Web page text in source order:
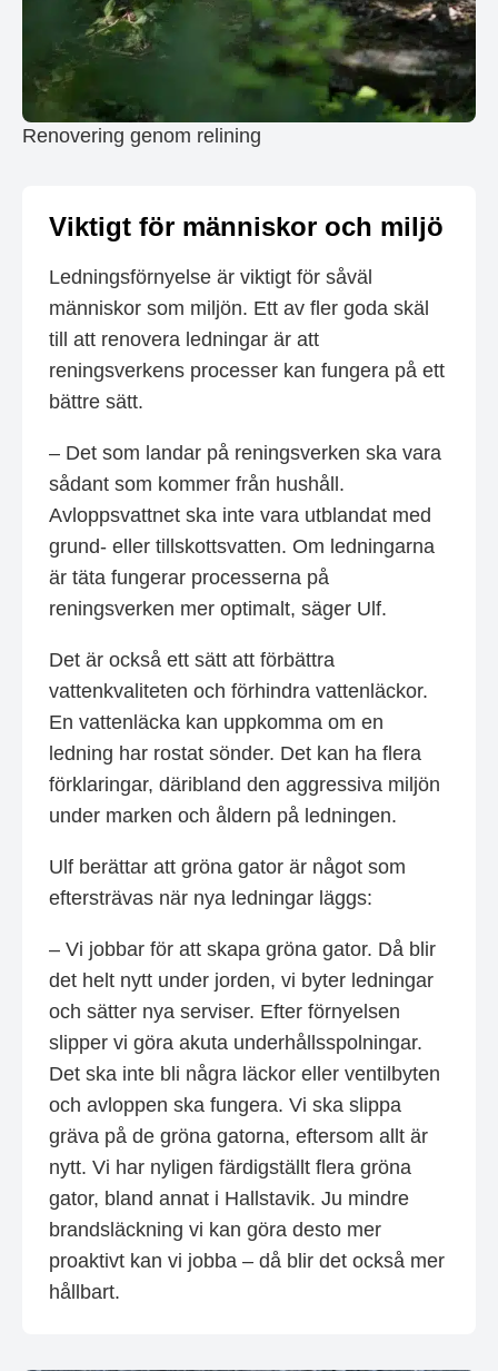
Renovering genom relining
Viktigt för människor och miljö
Ledningsförnyelse är viktigt för såväl
människor som miljön. Ett av fler goda skäl
till att renovera ledningar är att
reningsverkens processer kan fungera på ett
bättre sätt.
– Det som landar på reningsverken ska vara
sådant som kommer från hushåll.
Avloppsvattnet ska inte vara utblandat med
grund- eller tillskottsvatten. Om ledningarna
är täta fungerar processerna på
reningsverken mer optimalt, säger Ulf.
Det är också ett sätt att förbättra
vattenkvaliteten och förhindra vattenläckor.
En vattenläcka kan uppkomma om en
ledning har rostat sönder. Det kan ha flera
förklaringar, däribland den aggressiva miljön
under marken och åldern på ledningen.
Ulf berättar att gröna gator är något som
eftersträvas när nya ledningar läggs:
– Vi jobbar för att skapa gröna gator. Då blir
det helt nytt under jorden, vi byter ledningar
och sätter nya serviser. Efter förnyelsen
slipper vi göra akuta underhållsspolningar.
Det ska inte bli några läckor eller ventilbyten
och avloppen ska fungera. Vi ska slippa
gräva på de gröna gatorna, eftersom allt är
nytt. Vi har nyligen färdigställt flera gröna
gator, bland annat i Hallstavik. Ju mindre
brandsläckning vi kan göra desto mer
proaktivt kan vi jobba – då blir det också mer
hållbart.